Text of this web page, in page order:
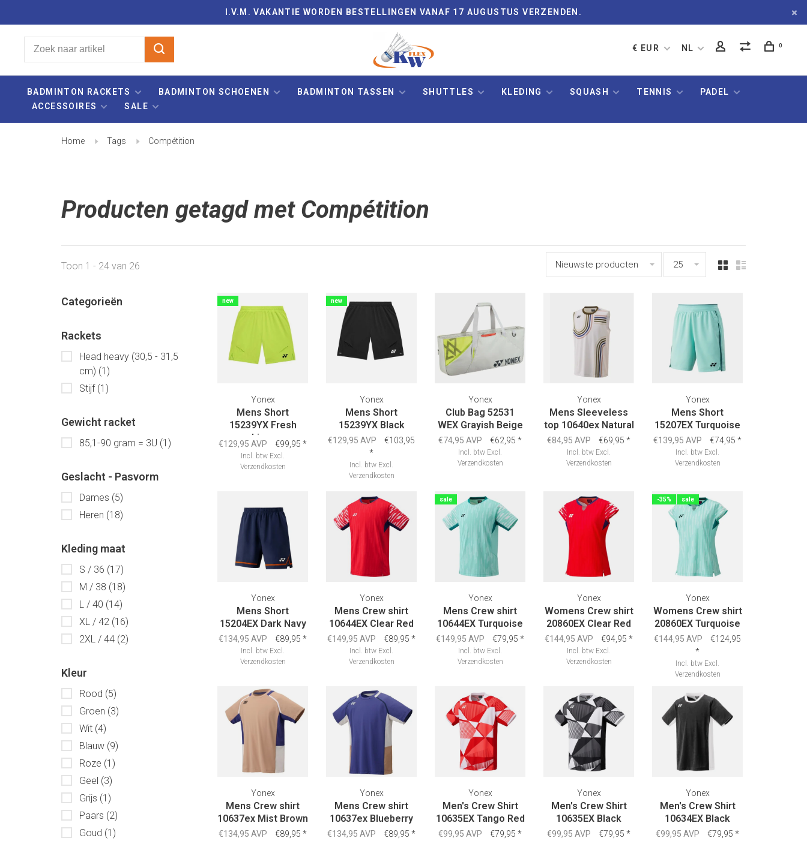
I.V.M. VAKANTIE WORDEN BESTELLINGEN VANAF 17 AUGUSTUS VERZENDEN.
€ EUR NL 0
BADMINTON RACKETS BADMINTON SCHOENEN BADMINTON TASSEN SHUTTLES KLEDING SQUASH TENNIS
PADEL
ACCESSOIRES
SALE
Home Tags Compétition
Producten getagd met Compétition
Toon 1 - 24 van 26 Nieuwste producten 25
Categorieën
Rackets
Head heavy (30,5 - 31,5
cm) (1)
Stijf (1)
Gewicht racket
85,1-90 gram = 3U (1)
Geslacht - Pasvorm
Dames (5)
Heren (18)
Kleding maat
S / 36 (17)
M / 38 (18)
L / 40 (14)
XL / 42 (16)
2XL / 44 (2)
Kleur
Rood (5)
Groen (3)
Wit (4)
Blauw (9)
Roze (1)
Geel (3)
Grijs (1)
Paars (2)
Goud (1)
new
Yonex
Mens Short
15239YX Fresh
Lime
€129,95 AVP €99,95 *
Incl. btw Excl.
Verzendkosten
new
Yonex
Mens Short
15239YX Black
€129,95 AVP
€103,95
*
Incl. btw Excl.
Verzendkosten
Yonex
Club Bag 52531
WEX Grayish Beige
€74,95 AVP €62,95 *
Incl. btw Excl.
Verzendkosten
Yonex
Mens Sleeveless
top 10640ex Natural
€84,95 AVP €69,95 *
Incl. btw Excl.
Verzendkosten
Yonex
Mens Short
15207EX Turquoise
€139,95 AVP €74,95 *
Incl. btw Excl.
Verzendkosten
Yonex
Mens Short
15204EX Dark Navy
€134,95 AVP €89,95 *
Incl. btw Excl.
Verzendkosten
Yonex
Mens Crew shirt
10644EX Clear Red
€149,95 AVP €89,95 *
Incl. btw Excl.
Verzendkosten
sale
Yonex
Mens Crew shirt
10644EX Turquoise
€149,95 AVP €79,95 *
Incl. btw Excl.
Verzendkosten
Yonex
Womens Crew shirt
20860EX Clear Red
€144,95 AVP €94,95 *
Incl. btw Excl.
Verzendkosten
-35% sale
Yonex
Womens Crew shirt
20860EX Turquoise
€144,95 AVP
€124,95
*
Incl. btw Excl.
Verzendkosten
Yonex
Mens Crew shirt
10637ex Mist Brown
€134,95 AVP €89,95 *
Yonex
Mens Crew shirt
10637ex Blueberry
€134,95 AVP €89,95 *
Yonex
Men's Crew Shirt
10635EX Tango Red
€99,95 AVP €79,95 *
Yonex
Men's Crew Shirt
10635EX Black
€99,95 AVP €79,95 *
Yonex
Men's Crew Shirt
10634EX Black
€99,95 AVP €79,95 *